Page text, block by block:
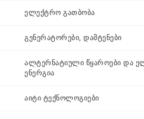
ᲔᲚᲔᲥᲢᲠᲝ ᲒᲐᲗᲑᲝᲑᲐ
ᲒᲔᲜᲔᲠᲐᲢᲝᲠᲔᲑᲘ, ᲓᲐᲛᲢᲔᲜᲔᲑᲘ
ᲐᲚᲢᲔᲠᲜᲐᲢᲘᲣᲚᲘ ᲬᲧᲐᲠᲝᲔᲑᲘ ᲓᲐ
ᲔᲜᲔᲠᲒᲘᲐ
ᲐᲘᲢᲘ ᲢᲔᲥᲜᲝᲚᲝᲒᲘᲔᲑᲘ